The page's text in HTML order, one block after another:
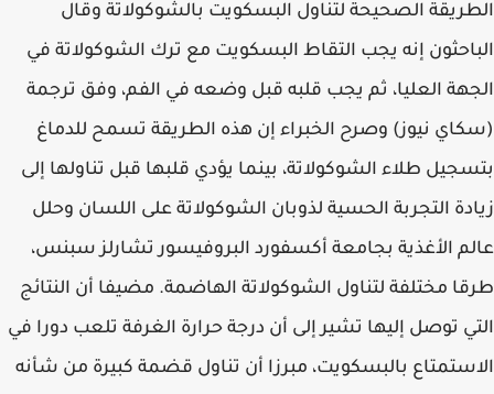
الطريقة الصحيحة لتناول البسكويت بالشوكولاتة وقال
الباحثون إنه يجب التقاط البسكويت مع ترك الشوكولاتة في
الجهة العليا، ثم يجب قلبه قبل وضعه في الفم، وفق ترجمة
(سكاي نيوز) وصرح الخبراء إن هذه الطريقة تسمح للدماغ
بتسجيل طلاء الشوكولاتة، بينما يؤدي قلبها قبل تناولها إلى
زيادة التجربة الحسية لذوبان الشوكولاتة على اللسان وحلل
عالم الأغذية بجامعة أكسفورد البروفيسور تشارلز سبنس،
طرقا مختلفة لتناول الشوكولاتة الهاضمة. مضيفا أن النتائج
التي توصل إليها تشير إلى أن درجة حرارة الغرفة تلعب دورا في
الاستمتاع بالبسكويت، مبرزا أن تناول قضمة كبيرة من شأنه